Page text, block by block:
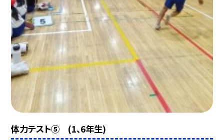
体力テスト⑤ (1、6年生)